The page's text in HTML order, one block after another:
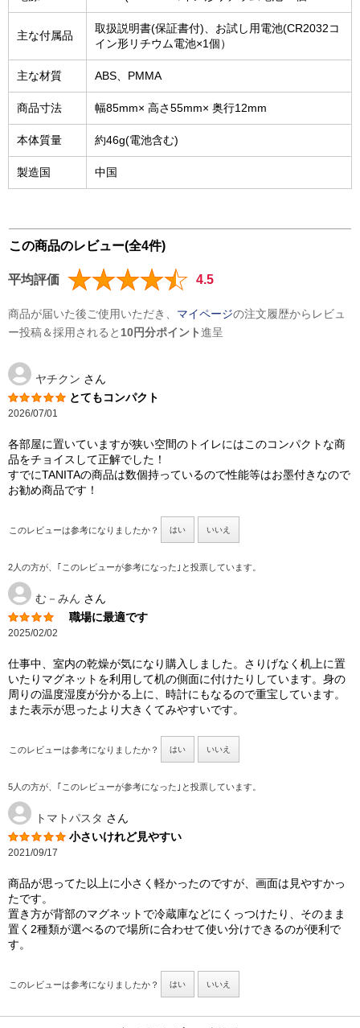
主な付属品
取扱説明書(保証書付)、お試し用電池(CR2032コ
イン形リチウム電池×1個）
主な材質 ABS、PMMA
商品寸法 幅85mm× 高さ55mm× 奥行12mm
本体質量 約46g(電池含む)
製造国 中国
この商品のレビュー(全4件)
平均評価 4.5
商品が届いた後ご使用いただき、 マイページの注文履歴からレビュ
ー投稿＆採用されると 10円分ポイント進呈
ヤチクン さん
とてもコンパクト
2026/07/01
各部屋に置いていますが狭い空間のトイレにはこのコンパクトな商
品をチョイスして正解でした！
すでにTANITAの商品は数個持っているので性能等はお墨付きなので
お勧め商品です！
このレビューは参考になりましたか？ はい いいえ
2人の方が、｢このレビューが参考になった｣と投票しています。
む－みん さん
職場に最適です
2025/02/02
仕事中、室内の乾燥が気になり購入しました。さりげなく机上に置
いたりマグネットを利用して机の側面に付けたりしています。身の
周りの温度湿度が分かる上に、時計にもなるので重宝しています。
また表示が思ったより大きくてみやすいです。
このレビューは参考になりましたか？ はい いいえ
5人の方が、｢このレビューが参考になった｣と投票しています。
トマトパスタ さん
小さいけれど見やすい
2021/09/17
商品が思ってた以上に小さく軽かったのですが、画面は見やすかっ
たです。
置き方が背部のマグネットで冷蔵庫などにくっつけたり、そのまま
置く2種類が選べるので場所に合わせて使い分けできるのが便利で
す。
このレビューは参考になりましたか？ はい いいえ